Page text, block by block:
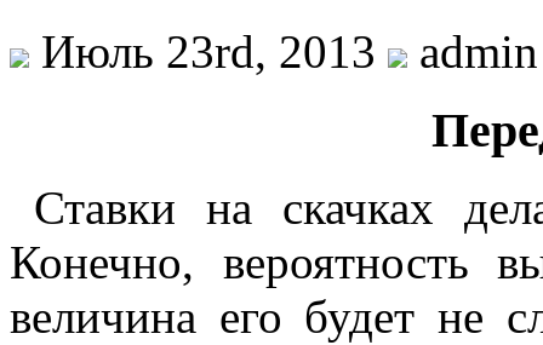
Июль 23rd, 2013 admin
Ставки на скачках
Конечно, вероятность
величина его будет не